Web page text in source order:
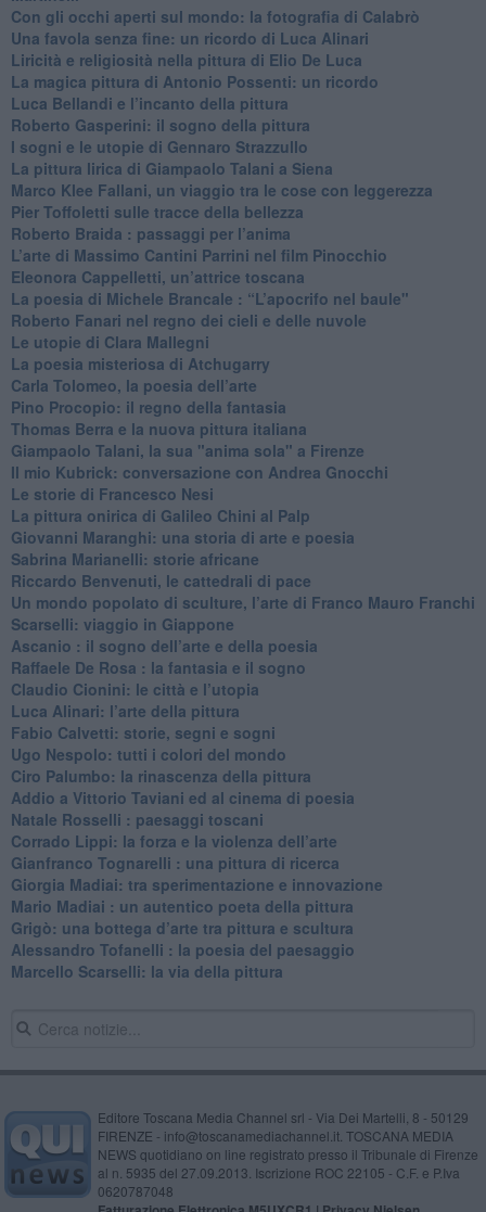
​Con gli occhi aperti sul mondo: la fotografia di Calabrò
Una favola senza fine: un ricordo di Luca Alinari
Liricità e religiosità nella pittura di Elio De Luca
La magica pittura di Antonio Possenti: un ricordo
Luca Bellandi e l’incanto della pittura
​Roberto Gasperini: il sogno della pittura
I sogni e le utopie di Gennaro Strazzullo
La pittura lirica di Giampaolo Talani a Siena
​Marco Klee Fallani, un viaggio tra le cose con leggerezza
​Pier Toffoletti sulle tracce della bellezza
​Roberto Braida : passaggi per l’anima
​L’arte di Massimo Cantini Parrini nel film Pinocchio
Eleonora Cappelletti, un’attrice toscana
​La poesia di Michele Brancale : “L’apocrifo nel baule"
Roberto Fanari nel regno dei cieli e delle nuvole
Le utopie di Clara Mallegni
​La poesia misteriosa di Atchugarry
Carla Tolomeo, la poesia dell’arte
Pino Procopio: il regno della fantasia
Thomas Berra e la nuova pittura italiana
Giampaolo Talani, la sua "anima sola" a Firenze
Il mio Kubrick: conversazione con Andrea Gnocchi
Le storie di Francesco Nesi
​La pittura onirica di Galileo Chini al Palp
​Giovanni Maranghi: una storia di arte e poesia
Sabrina Marianelli: storie africane
​Riccardo Benvenuti, le cattedrali di pace
​Un mondo popolato di sculture, l’arte di Franco Mauro Franchi
​Scarselli: viaggio in Giappone
​Ascanio : il sogno dell’arte e della poesia
Raffaele De Rosa : la fantasia e il sogno
​Claudio Cionini: le città e l’utopia
Luca Alinari: l’arte della pittura
​Fabio Calvetti: storie, segni e sogni
Ugo Nespolo: tutti i colori del mondo
​Ciro Palumbo: la rinascenza della pittura
​Addio a Vittorio Taviani ed al cinema di poesia
​Natale Rosselli : paesaggi toscani
​Corrado Lippi: la forza e la violenza dell’arte
Gianfranco Tognarelli : una pittura di ricerca
Giorgia Madiai: tra sperimentazione e innovazione
Mario Madiai : un autentico poeta della pittura
Grigò: una bottega d’arte tra pittura e scultura
Alessandro Tofanelli : la poesia del paesaggio
​Marcello Scarselli: la via della pittura
Editore Toscana Media Channel srl - Via Dei Martelli, 8 - 50129
FIRENZE - info@toscanamediachannel.it. TOSCANA MEDIA
NEWS quotidiano on line registrato presso il Tribunale di Firenze
al n. 5935 del 27.09.2013. Iscrizione ROC 22105 - C.F. e P.Iva
0620787048